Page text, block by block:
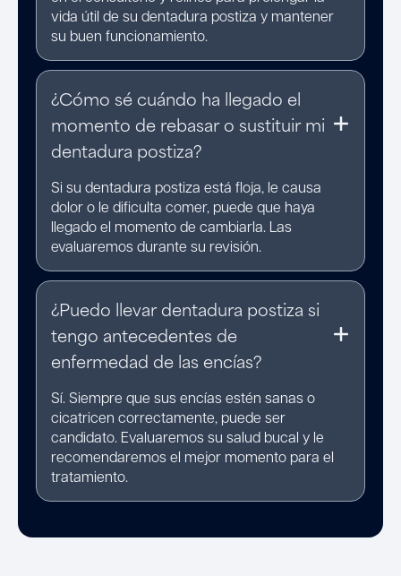
vida útil de su dentadura postiza y mantener
su buen funcionamiento.
¿Cómo sé cuándo ha llegado el
momento de rebasar o sustituir mi
dentadura postiza?
Si su dentadura postiza está floja, le causa
dolor o le dificulta comer, puede que haya
llegado el momento de cambiarla. Las
evaluaremos durante su revisión.
¿Puedo llevar dentadura postiza si
tengo antecedentes de
enfermedad de las encías?
Sí. Siempre que sus encías estén sanas o
cicatricen correctamente, puede ser
candidato. Evaluaremos su salud bucal y le
recomendaremos el mejor momento para el
tratamiento.